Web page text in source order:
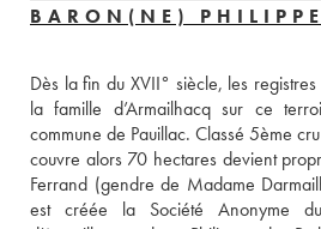
BARON(NE) PHILIPPE
Dès la fin du XVII° siècle, les
la famille d’Armailhacq sur ce
commune de Pauillac. Classé 5ème
couvre alors 70 hectares devient
Ferrand (gendre de Madame
est créée la Société Anonyme